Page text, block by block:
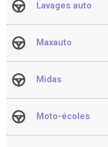
Lavages auto
Maxauto
Midas
Moto-écoles